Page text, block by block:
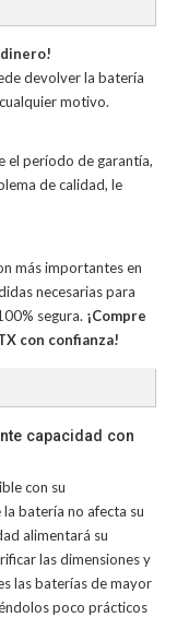
devolver la batería
motivo.
el período de garantía,
de calidad, le
más importantes en
necesarias para
segura. ¡Compre
con confianza!
capacidad con
con su
batería no afecta su
alimentará su
las dimensiones y
las baterías de mayor
poco prácticos